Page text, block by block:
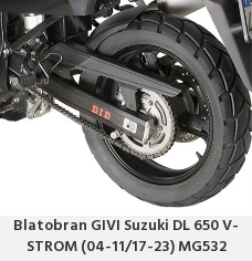
PORUČI ODMAH
Blatobran GIVI Suzuki DL 650 V-
STROM (04-11/17-23) MG532